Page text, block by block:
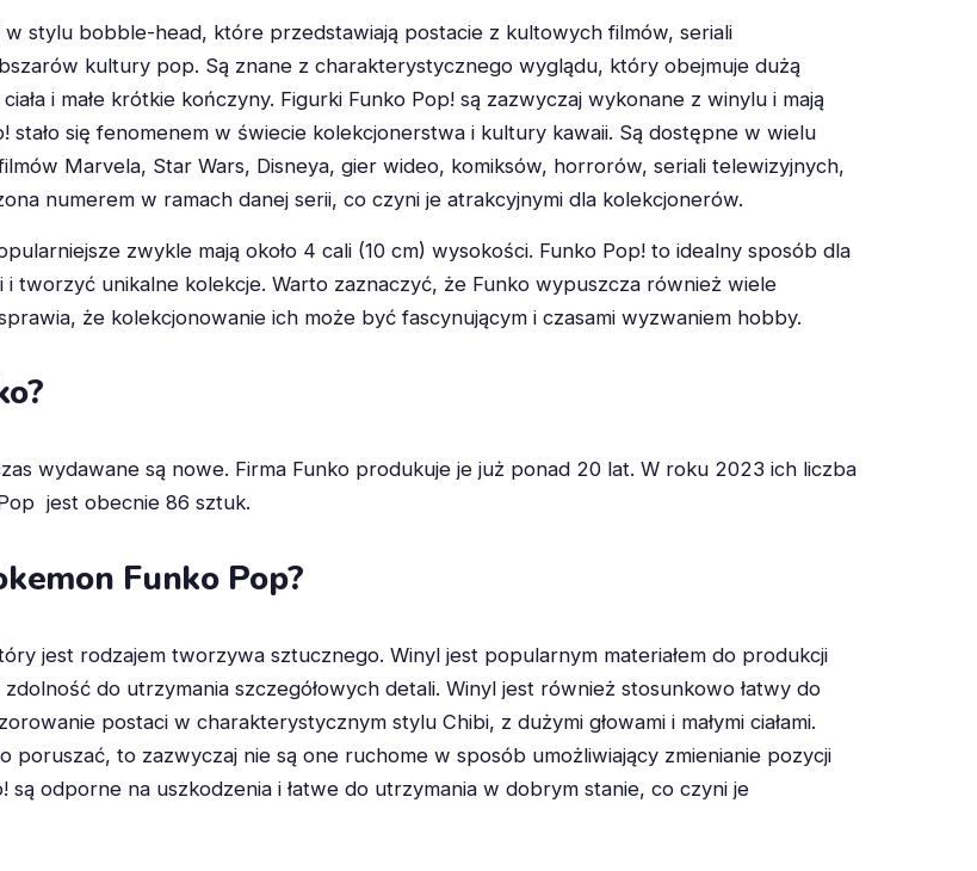
stylu bobble-head, które przedstawiają postacie z kultowych filmów, seriali
kultury pop. Są znane z charakterystycznego wyglądu, który obejmuje dużą
i małe krótkie kończyny. Figurki Funko Pop! są zazwyczaj wykonane z winylu i mają
stało się fenomenem w świecie kolekcjonerstwa i kultury kawaii. Są dostępne w wielu
Marvela, Star Wars, Disneya, gier wideo, komiksów, horrorów, seriali telewizyjnych,
numerem w ramach danej serii, co czyni je atrakcyjnymi dla kolekcjonerów.
zwykle mają około 4 cali (10 cm) wysokości. Funko Pop! to idealny sposób dla
tworzyć unikalne kolekcje. Warto zaznaczyć, że Funko wypuszcza również wiele
że kolekcjonowanie ich może być fascynującym i czasami wyzwaniem hobby.
wydawane są nowe. Firma Funko produkuje je już ponad 20 lat. W roku 2023 ich liczba
jest obecnie 86 sztuk.
Funko Pop?
jest rodzajem tworzywa sztucznego. Winyl jest popularnym materiałem do produkcji
do utrzymania szczegółowych detali. Winyl jest również stosunkowo łatwy do
postaci w charakterystycznym stylu Chibi, z dużymi głowami i małymi ciałami.
poruszać, to zazwyczaj nie są one ruchome w sposób umożliwiający zmienianie pozycji
odporne na uszkodzenia i łatwe do utrzymania w dobrym stanie, co czyni je